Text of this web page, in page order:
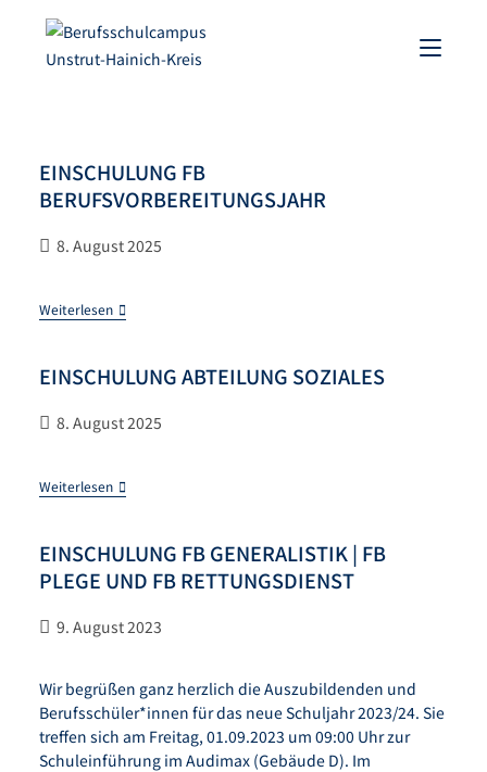
EINSCHULUNG FB
BERUFSVORBEREITUNGSJAHR
8. August 2025
Weiterlesen
EINSCHULUNG ABTEILUNG SOZIALES
8. August 2025
Weiterlesen
EINSCHULUNG FB GENERALISTIK | FB
PLEGE UND FB RETTUNGSDIENST
9. August 2023
Wir begrüßen ganz herzlich die Auszubildenden und
Berufsschüler*innen für das neue Schuljahr 2023/24. Sie
treffen sich am Freitag, 01.09.2023 um 09:00 Uhr zur
Schuleinführung im Audimax (Gebäude D). Im